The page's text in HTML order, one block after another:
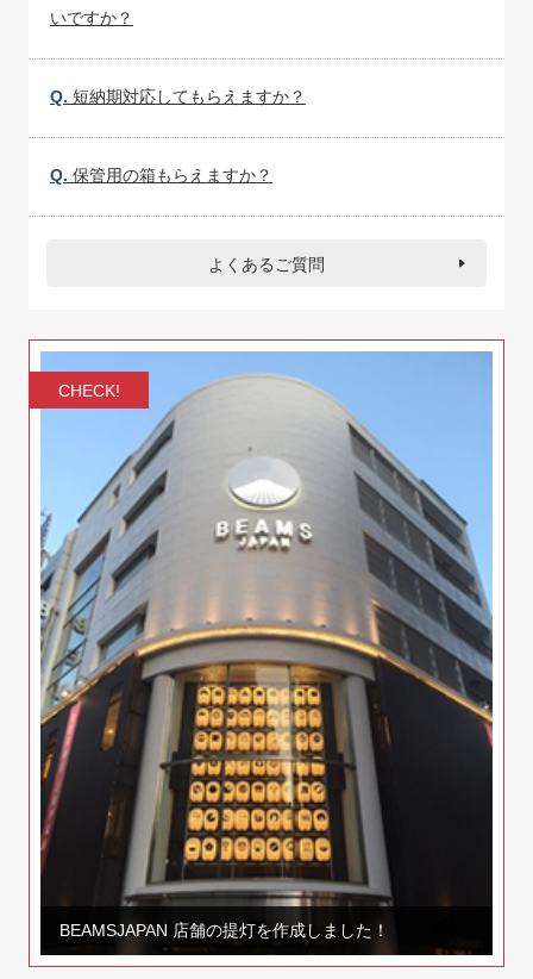
いですか？
Q. 短納期対応してもらえますか？
Q. 保管用の箱もらえますか？
よくあるご質問
CHECK!
BEAMSJAPAN 店舗の提灯を作成しました！